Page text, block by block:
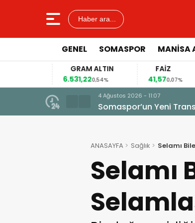
Haber ara...
GENEL SOMASPOR MANISA
GRAM ALTIN
6.531,220,54% 0,07%
4 Ağustos 2026 - 11:07
Somaspor’un Yeni
ANASAYFA Sağlık Selamı
Selamı